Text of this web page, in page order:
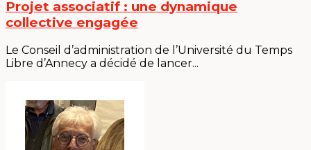
Projet associatif : une dynamique
collective engagée
Le Conseil d’administration de l’Université du Temps
Libre d’Annecy a décidé de lancer...